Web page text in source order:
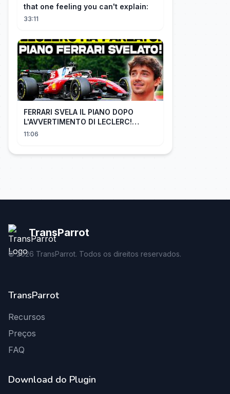
that one feeling you can't explain:
33:11
FERRARI SVELA IL PIANO DOPO
L'AVVERTIMENTO DI LECLERC!
AGGIORNAMENTI PAZZESCHI a
11:06
TransParrot
©2026 TransParrot. Todos os direitos reservados.
TransParrot
Recursos
Preços
FAQ
Download do Plugin